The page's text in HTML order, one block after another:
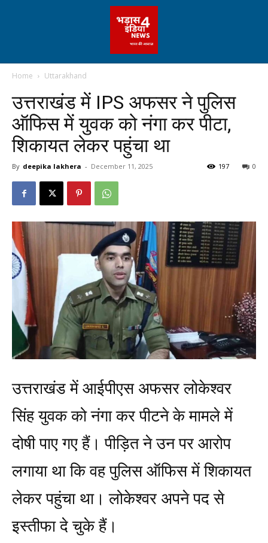
Home Uttarakhand
उत्तराखंड में IPS अफसर ने पुलिस
ऑफिस में युवक को नंगा कर पीटा,
शिकायत लेकर पहुंचा था
By deepika lakhera - December 11, 2025 0
197
उत्तराखंड में आईपीएस अफसर लोकेश्वर
सिंह युवक को नंगा कर पीटने के मामले में
दोषी पाए गए हैं। पीड़ित ने उन पर आरोप
लगाया था कि वह पुलिस ऑफिस में शिकायत
लेकर पहुंचा था। लोकेश्वर अपने पद से
इस्तीफा दे चुके हैं।